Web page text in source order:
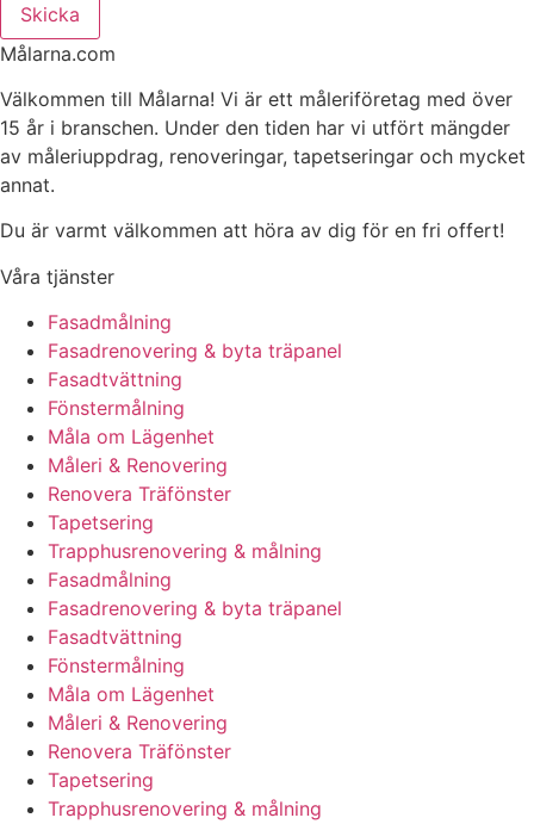
Skicka
Målarna.com
Välkommen till Målarna! Vi är ett måleriföretag med över
15 år i branschen. Under den tiden har vi utfört mängder
av måleriuppdrag, renoveringar, tapetseringar och mycket
annat.
Du är varmt välkommen att höra av dig för en fri offert!
Våra tjänster
Fasadmålning
Fasadrenovering & byta träpanel
Fasadtvättning
Fönstermålning
Måla om Lägenhet
Måleri & Renovering
Renovera Träfönster
Tapetsering
Trapphusrenovering & målning
Fasadmålning
Fasadrenovering & byta träpanel
Fasadtvättning
Fönstermålning
Måla om Lägenhet
Måleri & Renovering
Renovera Träfönster
Tapetsering
Trapphusrenovering & målning